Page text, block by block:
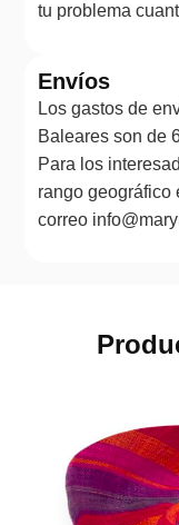
tu problema
Envíos
Los gastos de
Baleares son de
Para los
rango geográfico
correo